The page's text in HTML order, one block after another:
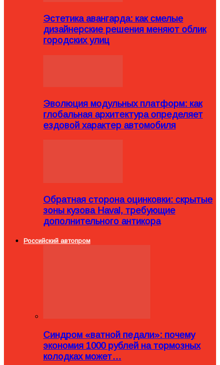
Эстетика авангарда: как смелые
дизайнерские решения меняют облик
городских улиц
Эволюция модульных платформ: как
глобальная архитектура определяет
ездовой характер автомобиля
Обратная сторона оцинковки: скрытые
зоны кузова Haval, требующие
дополнительного антикора
Российский автопром
Синдром «ватной педали»: почему
экономия 1000 рублей на тормозных
колодках может…